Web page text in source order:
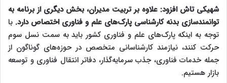
شهیکی تاش افزود: علاوه بر تربیت مدیران، بخش دیگری از برنامه به
توانمندسازی بدنه کارشناسی پارک‌های علم و فناوری اختصاص دارد. با
توجه به اینکه پارک‌های علم و فناوری کشور باید به سمت نسل سوم
حرکت کنند، نیازمند کارشناسانی متخصص در حوزه‌های گوناگون از
جمله خدمات فناوری، جذب سرمایه‌گذار، دفاتر انتقال فناوری و توسعه
بازار هستیم.